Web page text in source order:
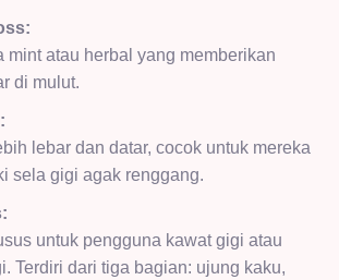
mint atau herbal yang memberikan
di mulut.
lebar dan datar, cocok untuk mereka
sela gigi agak renggang.
untuk pengguna kawat gigi atau
Terdiri dari tiga bagian: ujung kaku,